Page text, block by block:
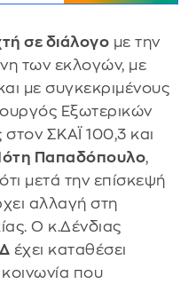
σε διάλογο με την
των εκλογών, με
με συγκεκριμένους
Εξωτερικών
στον ΣΚΑΪ 100,3 και
Παπαδόπουλο,
μετά την επίσκεψή
αλλαγή στη
Ο κ.Δένδιας
έχει καταθέσει
που